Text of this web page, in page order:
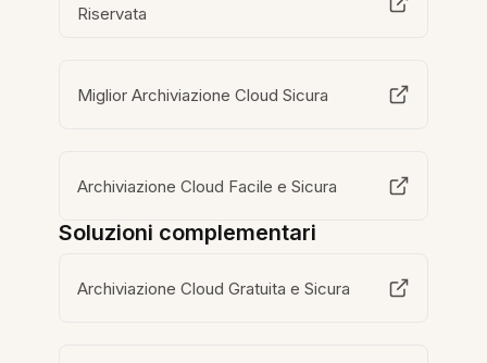
Riservata
Miglior Archiviazione Cloud Sicura
Archiviazione Cloud Facile e Sicura
Soluzioni complementari
Archiviazione Cloud Gratuita e Sicura